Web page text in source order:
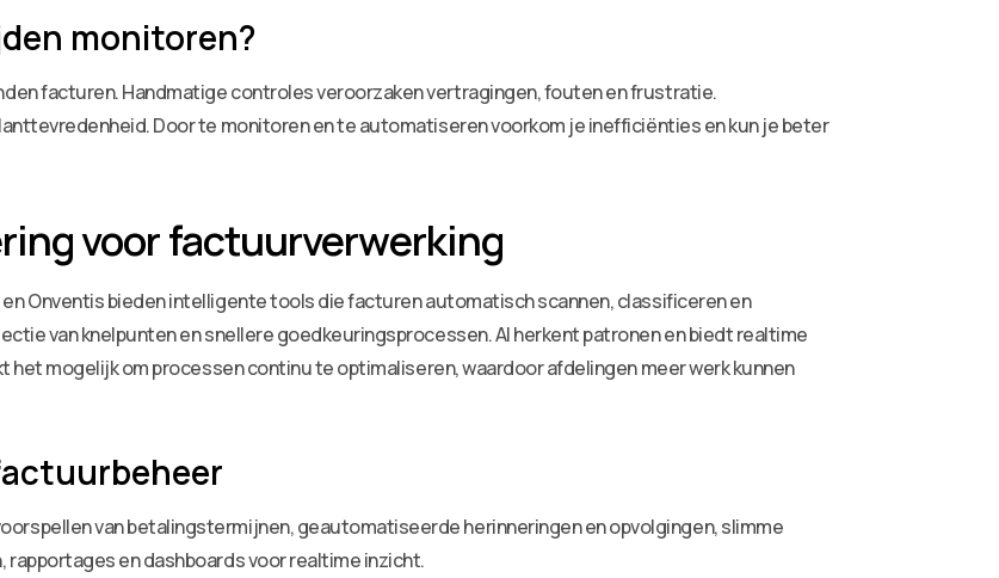
monitoren?
facturen. Handmatige controles veroorzaken vertragingen, fouten en frustratie.
Door te monitoren en te automatiseren voorkom je inefficiënties en kun je beter
voor factuurverwerking
Onventis bieden intelligente tools die facturen automatisch scannen, classificeren en
van knelpunten en snellere goedkeuringsprocessen. AI herkent patronen en biedt realtime
mogelijk om processen continu te optimaliseren, waardoor afdelingen meer werk kunnen
van betalingstermijnen, geautomatiseerde herinneringen en opvolgingen, slimme
en dashboards voor realtime inzicht.